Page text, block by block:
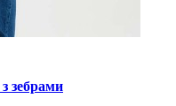
зебрами